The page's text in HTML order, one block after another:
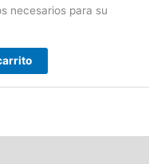
necesarios para su